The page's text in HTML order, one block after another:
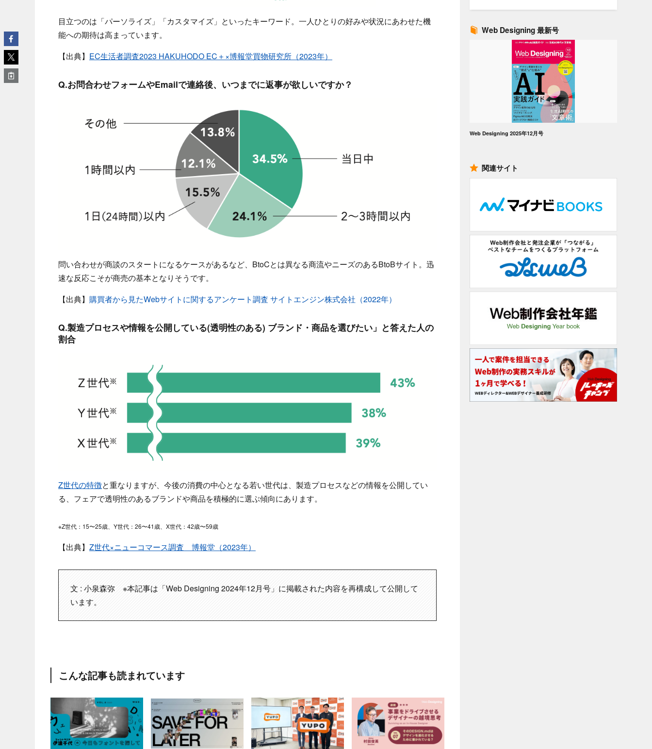
目立つのは「パーソライズ」「カスタマイズ」といったキーワード。一人ひとりの好みや状況にあわせた機
能への期待は高まっています。
【出典】 EC生活者調査2023 HAKUHODO EC＋×博報堂買物研究所（2023年）
Q.お問合わせフォームやEmailで連絡後、いつまでに返事が欲しいですか？
問い合わせが商談のスタートになるケースがあるなど、BtoCとは異なる商流やニーズのあるBtoBサイト。迅
速な反応こそが商売の基本となりそうです。
【出典】 購買者から見たWebサイトに関するアンケート調査 サイトエンジン株式会社（2022年）
Q.製造プロセスや情報を公開している(透明性のある) ブランド・商品を選びたい」と答えた人の
割合
Z世代の特徴と重なりますが、今後の消費の中心となる若い世代は、製造プロセスなどの情報を公開してい
る、フェアで透明性のあるブランドや商品を積極的に選ぶ傾向にあります。
※Z世代：15〜25歳、Y世代：26〜41歳、X世代：42歳〜59歳
【出典】 Z世代×ニューコマース調査 博報堂（2023年）
文 : 小泉森弥 ※本記事は「Web Designing 2024年12月号」に掲載された内容を再構成して公開して
います。
こんな記事も読まれています
Web Designing 最新号
Web Designing 2025年12月号
関連サイト